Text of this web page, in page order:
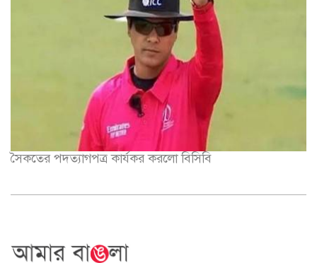
সৈকতের পদত্যাগপত্র কার্যকর করলো বিসিবি